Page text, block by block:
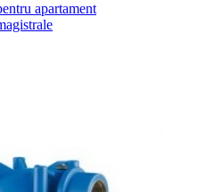
apartament